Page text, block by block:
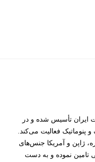
ایران تأسیس شده و در
و پنوماتیک فعالیت می‌کند.
ژاپن و آمریکا جنس‌های
تامین نموده و به دست